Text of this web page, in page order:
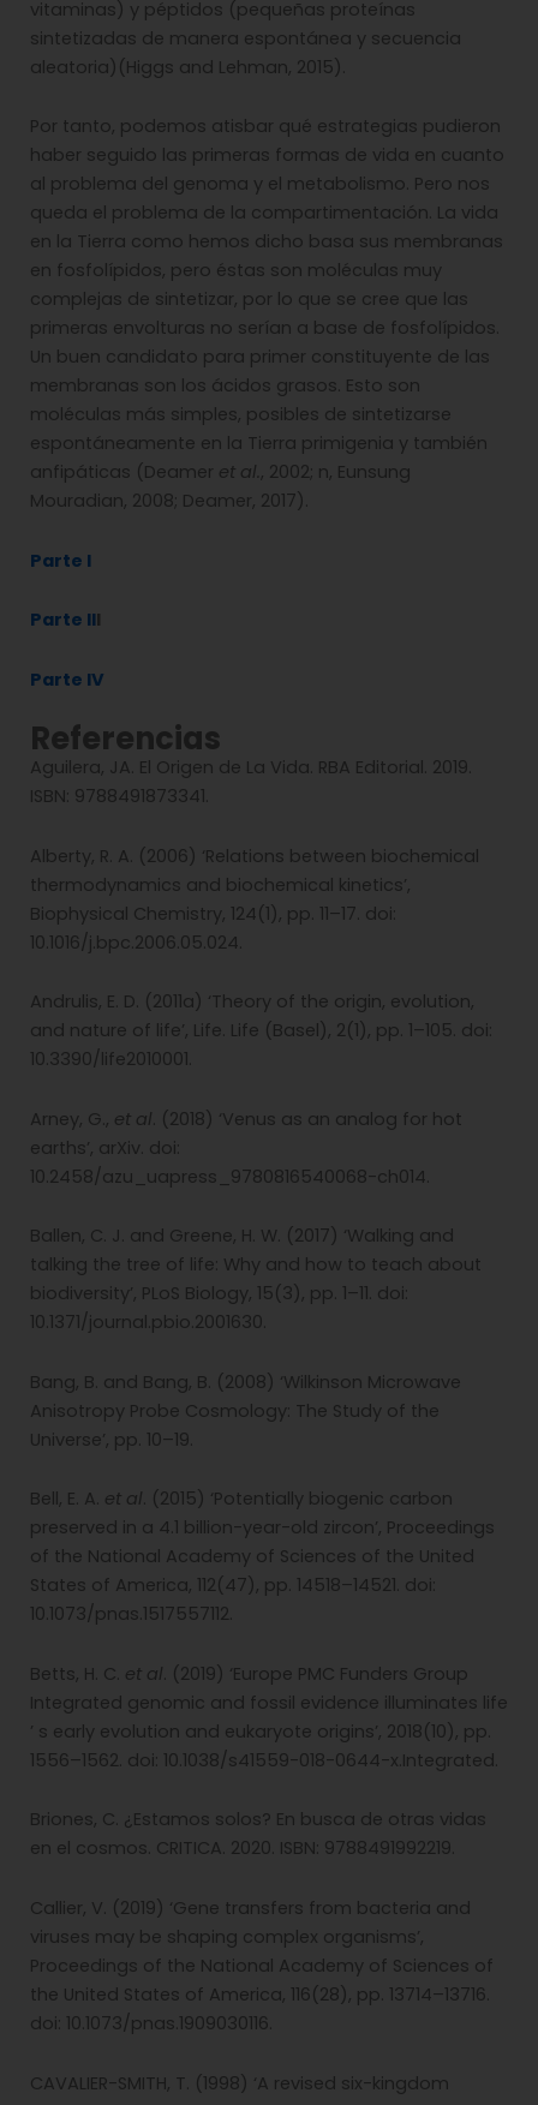
vitaminas) y péptidos (pequeñas proteínas
sintetizadas de manera espontánea y secuencia
aleatoria)(Higgs and Lehman, 2015).
Por tanto, podemos atisbar qué estrategias pudieron
haber seguido las primeras formas de vida en cuanto
al problema del genoma y el metabolismo. Pero nos
queda el problema de la compartimentación. La vida
en la Tierra como hemos dicho basa sus membranas
en fosfolípidos, pero éstas son moléculas muy
complejas de sintetizar, por lo que se cree que las
primeras envolturas no serían a base de fosfolípidos.
Un buen candidato para primer constituyente de las
membranas son los ácidos grasos. Esto son
moléculas más simples, posibles de sintetizarse
espontáneamente en la Tierra primigenia y también
anfipáticas (Deamer et al. , 2002; n, Eunsung
Mouradian, 2008; Deamer, 2017).
Parte I
Parte III
Parte IV
Referencias
Aguilera, JA. El Origen de La Vida. RBA Editorial. 2019.
ISBN: 9788491873341.
Alberty, R. A. (2006) ‘Relations between biochemical
thermodynamics and biochemical kinetics’,
Biophysical Chemistry, 124(1), pp. 11–17. doi:
10.1016/j.bpc.2006.05.024.
Andrulis, E. D. (2011a) ‘Theory of the origin, evolution,
and nature of life’, Life. Life (Basel), 2(1), pp. 1–105. doi:
10.3390/life2010001.
Arney, G., et al. (2018) ‘Venus as an analog for hot
earths’, arXiv. doi:
10.2458/azu_uapress_9780816540068-ch014.
Ballen, C. J. and Greene, H. W. (2017) ‘Walking and
talking the tree of life: Why and how to teach about
biodiversity’, PLoS Biology, 15(3), pp. 1–11. doi:
10.1371/journal.pbio.2001630.
Bang, B. and Bang, B. (2008) ‘Wilkinson Microwave
Anisotropy Probe Cosmology: The Study of the
Universe’, pp. 10–19.
Bell, E. A. et al. (2015) ‘Potentially biogenic carbon
preserved in a 4.1 billion-year-old zircon’, Proceedings
of the National Academy of Sciences of the United
States of America, 112(47), pp. 14518–14521. doi:
10.1073/pnas.1517557112.
Betts, H. C. et al. (2019) ‘Europe PMC Funders Group
Integrated genomic and fossil evidence illuminates life
’ s early evolution and eukaryote origins’, 2018(10), pp.
1556–1562. doi: 10.1038/s41559-018-0644-x.Integrated.
Briones, C. ¿Estamos solos? En busca de otras vidas
en el cosmos. CRITICA. 2020. ISBN: 9788491992219.
Callier, V. (2019) ‘Gene transfers from bacteria and
viruses may be shaping complex organisms’,
Proceedings of the National Academy of Sciences of
the United States of America, 116(28), pp. 13714–13716.
doi: 10.1073/pnas.1909030116.
CAVALIER-SMITH, T. (1998) ‘A revised six-kingdom